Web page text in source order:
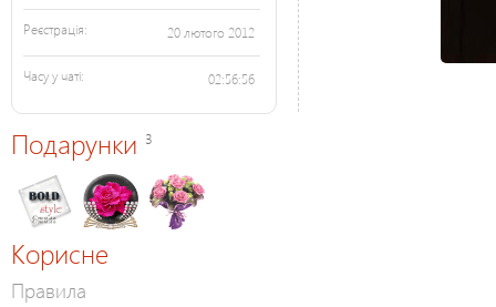
Реєстрація: 20 лютого 2012
Часу у чаті: 02:56:56
Подарунки 3
Корисне
Правила